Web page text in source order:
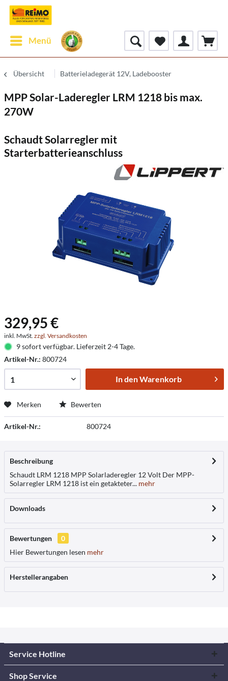
Menü
Übersicht Batterieladegerät 12V, Ladebooster
MPP Solar-Laderegler LRM 1218 bis max.
270W
Schaudt Solarregler mit
Starterbatterieanschluss
329,95 €
inkl. MwSt. zzgl. Versandkosten
9 sofort verfügbar. Lieferzeit 2-4 Tage.
Artikel-Nr.: 800724
In denWarenkorb
Merken Bewerten
Artikel-Nr.: 800724
Beschreibung
Schaudt LRM 1218 MPP Solarladeregler 12 Volt Der MPP-
Solarregler LRM 1218 ist ein getakteter... mehr
Downloads
Bewertungen
0
Hier Bewertungen lesen mehr
Herstellerangaben
Service Hotline
Shop Service